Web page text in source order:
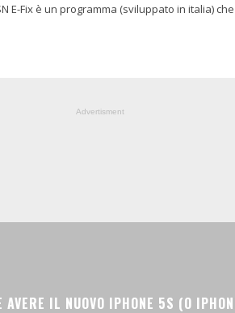
E-Fix è un programma (sviluppato in italia) che
Advertisment
AVERE IL NUOVO IPHONE 5S (O